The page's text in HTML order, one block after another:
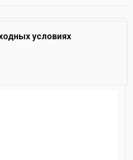
условиях